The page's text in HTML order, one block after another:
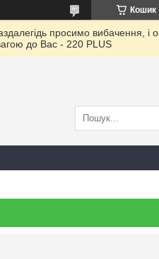
Кошик
просимо вибачення, і
до Ваc - 220 PLUS